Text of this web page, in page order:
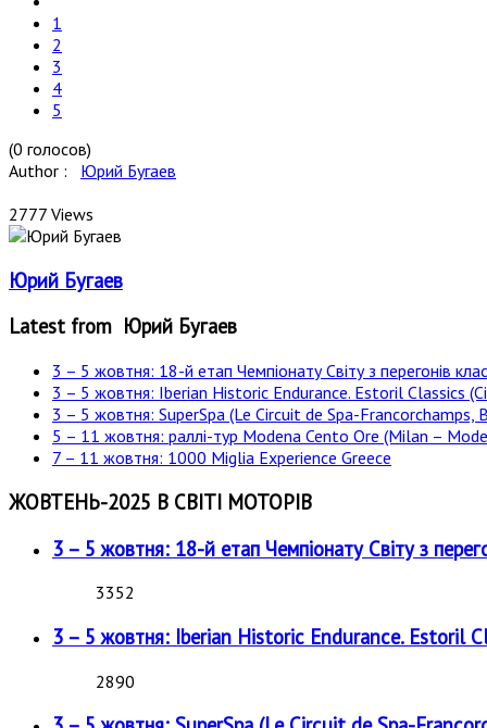
1
2
3
4
5
(0 голосов)
Author : Юрий Бугаев
2777 Views
Юрий Бугаев
Latest from Юрий Бугаев
3 – 5 жовтня: 18-й етап Чемпіонату Світу з перегонів
3 – 5 жовтня: Iberian Historic Endurance. Estoril Classics
3 – 5 жовтня: SuperSpa (Le Circuit de Spa-Francorchamps,
5 – 11 жовтня: раллі-тур Modena Cento Ore (Milan –
7 – 11 жовтня: 1000 Miglia Experience Greece
ЖОВТЕНЬ-2025 В СВІТІ МОТОРІВ
3 – 5 жовтня: 18-й етап Чемпіонату Світу з
3352
3 – 5 жовтня: Iberian Historic Endurance. Estoril
2890